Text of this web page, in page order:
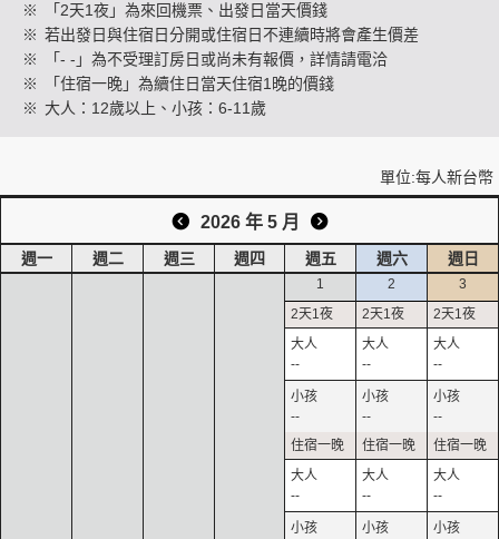
創造旅遊
※
「2天1夜」為來回機票、出發日當天價錢
※ 若出發日與住宿日分開或住宿日不連續時將會產生價差
※
「- -」為不受理訂房日或尚未有報價，詳情請電洽
※
「住宿一晚」為續住日當天住宿1晚的價錢
※ 大人：12歲以上、小孩：6-11歲
單位:每人新台幣
2026 年 5 月
週一 週二 週三 週四 週五 週六 週日
1
--
--
--
2
--
--
--
3
--
--
--